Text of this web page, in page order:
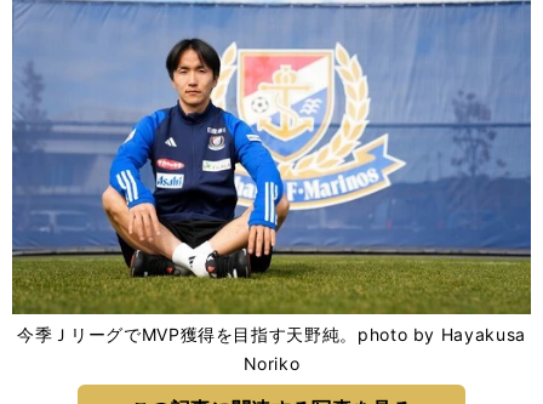
今季ＪリーグでMVP獲得を目指す天野純。photo by Hayakusa
Noriko